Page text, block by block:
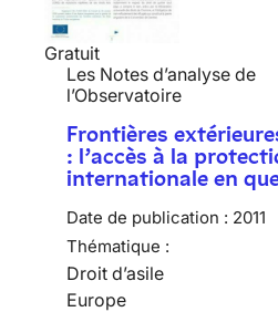
Gratuit
Les Notes d’analyse de
l’Observatoire
Frontières
: l’accès à la
internationale en
Date de publication : 2011
Thématique :
Droit d’asile
Europe